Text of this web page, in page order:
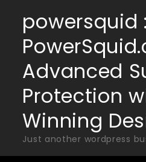
content
powersquid :
Advanced
Protection
Winning
Just another wordpress